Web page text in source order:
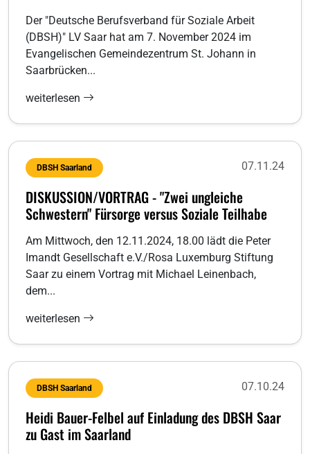
Der "Deutsche Berufsverband für Soziale Arbeit
(DBSH)" LV Saar hat am 7. November 2024 im
Evangelischen Gemeindezentrum St. Johann in
Saarbrücken...
weiterlesen
DBSH Saarland 07.11.24
DISKUSSION/VORTRAG - "Zwei ungleiche
Schwestern" Fürsorge versus Soziale Teilhabe
Am Mittwoch, den 12.11.2024, 18.00 lädt die Peter
Imandt Gesellschaft e.V./Rosa Luxemburg Stiftung
Saar zu einem Vortrag mit Michael Leinenbach,
dem...
weiterlesen
DBSH Saarland 07.10.24
Heidi Bauer-Felbel auf Einladung des DBSH Saar
zu Gast im Saarland